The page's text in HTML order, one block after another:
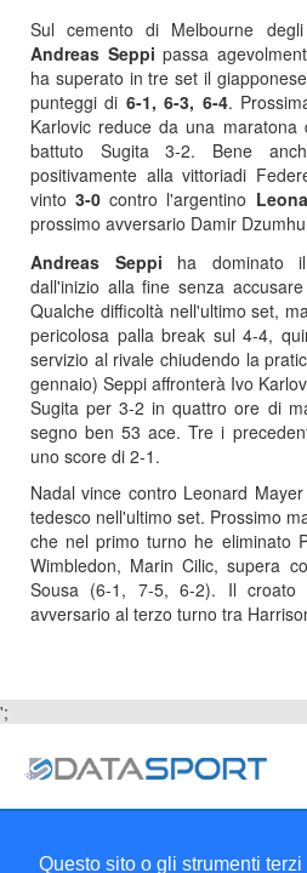
Questo sito o gli strumenti
Sul cemento di Melbourne degli
Andreas Seppi passa
ha superato in tre set il giapponese
punteggi di 6-1, 6-3, 6-4.
Karlovic reduce da una
battuto Sugita 3-2. Bene
positivamente alla vittoriadi
vinto3-0 contro l'argentino
prossimo avversario Damir
Andreas Seppi ha dominato
dall'inizio alla fine senza
Qualche difficoltà nell'ultimo set,
pericolosa palla break sul 4-4,
servizio al rivale chiudendo la
gennaio) Seppi affronterà Ivo
Sugita per 3-2 in quattro ore di
segno ben 53 ace. Tre i
uno score di 2-1.
Nadal vince contro Leonard
tedesco nell'ultimo set. Prossimo
che nel primo turno he eliminato
Wimbledon, Marin Cilic, supera
Sousa (6-1, 7-5, 6-2). Il
avversario al terzo turno tra
';